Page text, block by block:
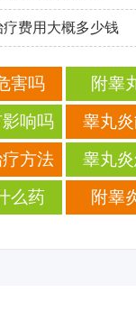
费用大概多少钱
害吗 附睾
响吗 睾丸
方法 睾丸
么药 附睾